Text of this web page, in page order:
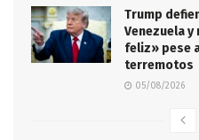
Trump
Venezuela
feliz» pese
terremotos
05/08/2026